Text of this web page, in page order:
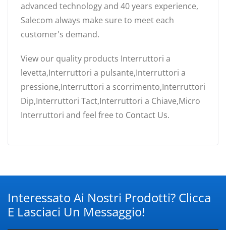
advanced technology and 40 years experience,
Salecom always make sure to meet each
customer's demand.
View our quality products Interruttori a
levetta,Interruttori a pulsante,Interruttori a
pressione,Interruttori a scorrimento,Interruttori
Dip,Interruttori Tact,Interruttori a Chiave,Micro
Interruttori and feel free to Contact Us.
Interessato Ai Nostri Prodotti? Clicca
E Lasciaci Un Messaggio!